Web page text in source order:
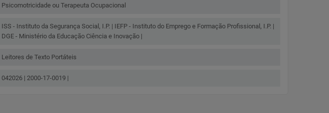
Psicomotricidade ou Terapeuta Ocupacional
ISS - Instituto da Segurança Social, I.P. | IEFP - Instituto do Emprego e Formação Profissional, I.P. |
DGE - Ministério da Educação Ciência e Inovação |
Leitores de Texto Portáteis
042026 | 2000-17-0019 |